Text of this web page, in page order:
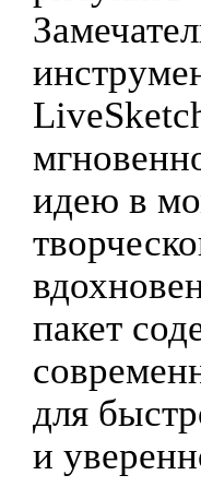
идею в
пакет
для
и